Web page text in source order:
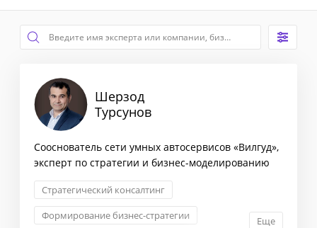
Шерзод
Турсунов
Сооснователь сети умных автосервисов «Вилгуд»,
эксперт по стратегии и бизнес-моделированию
Стратегический консалтинг
Формирование бизнес-стратегии
Еще